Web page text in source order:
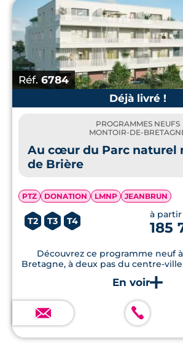
résidence principale ou
découvrez le meilleur de l'
Nantes , sa périphérie et sur la
Réf. 6784
Déjà livré !
PROGRAMMES NEUFS
MONTOIR-DE-
Au cœur du Parc naturel
de Brière
PTZ DONATION LMNP JEANBRUN
T2 T3 T4
à partir
185
Découvrez ce programme neuf
Bretagne, à deux pas du centre-
commodités. Laissez-vous séduire
de standing offertes.